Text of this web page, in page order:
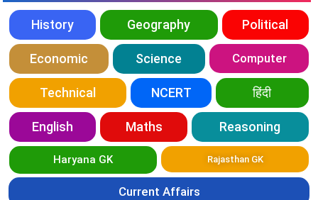
History Geography Political
Economic Science Computer
Technical NCERT हिंदी
English Maths Reasoning
Haryana GK Rajasthan GK
Current Affairs